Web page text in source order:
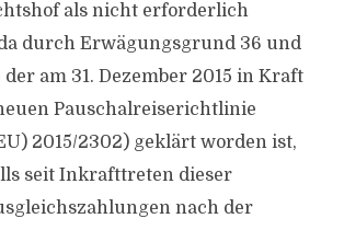
als nicht erforderlich
durch Erwägungsgrund 36 und
der am 31. Dezember 2015 in Kraft
Pauschalreiserichtlinie
2015/2302) geklärt worden ist,
seit Inkrafttreten dieser
nach der